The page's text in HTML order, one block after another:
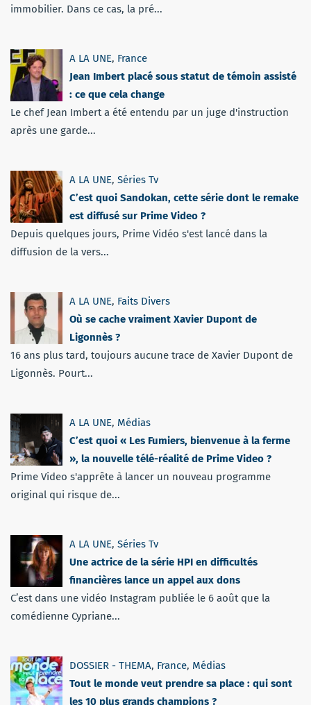
immobilier. Dans ce cas, la pré...
A LA UNE, France
Jean Imbert placé sous statut de témoin assisté
: ce que cela change
Le chef Jean Imbert a été entendu par un juge d'instruction
après une garde...
A LA UNE, Séries Tv
C’est quoi Sandokan, cette série dont le remake
est diffusé sur Prime Video ?
Depuis quelques jours, Prime Vidéo s'est lancé dans la
diffusion de la vers...
A LA UNE, Faits Divers
Où se cache vraiment Xavier Dupont de
Ligonnès ?
16 ans plus tard, toujours aucune trace de Xavier Dupont de
Ligonnès. Pourt...
A LA UNE, Médias
C’est quoi « Les Fumiers, bienvenue à la ferme
», la nouvelle télé-réalité de Prime Video ?
Prime Video s'apprête à lancer un nouveau programme
original qui risque de...
A LA UNE, Séries Tv
Une actrice de la série HPI en difficultés
financières lance un appel aux dons
C’est dans une vidéo Instagram publiée le 6 août que la
comédienne Cypriane...
DOSSIER - THEMA, France, Médias
Tout le monde veut prendre sa place : qui sont
les 10 plus grands champions ?